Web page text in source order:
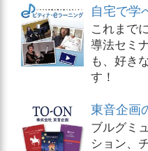
自宅で学
これまで
導法セミ
も、好き
す！
東音企画
ブルグミ
ション、